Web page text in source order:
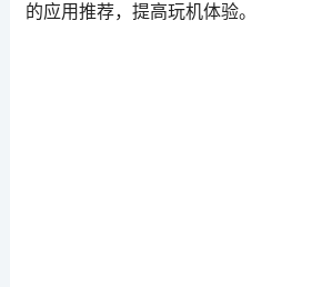
的应用推荐，提高玩机体验。